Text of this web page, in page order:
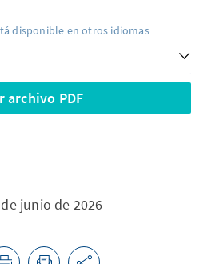
disponible en otros idiomas
archivo PDF
junio de 2026